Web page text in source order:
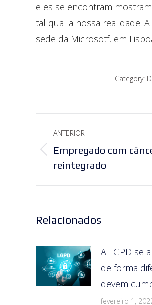
eles se encontram
tal qual a nossa realidade.
sede da Microsotf, em
Category:
de
post:
ANTERIOR
Post
anterior:
Empregado com
reintegrado
Relacionados
A LGPD se
de forma
devem
fevereiro 1,